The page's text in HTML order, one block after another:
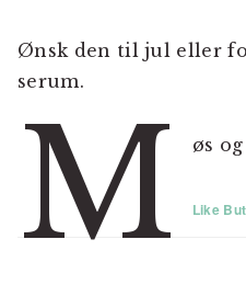
Ønsk den til jul eller
serum.
M øs
Like